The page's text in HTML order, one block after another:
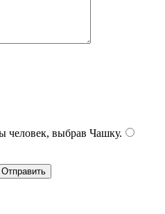
человек, выбрав Чашку.